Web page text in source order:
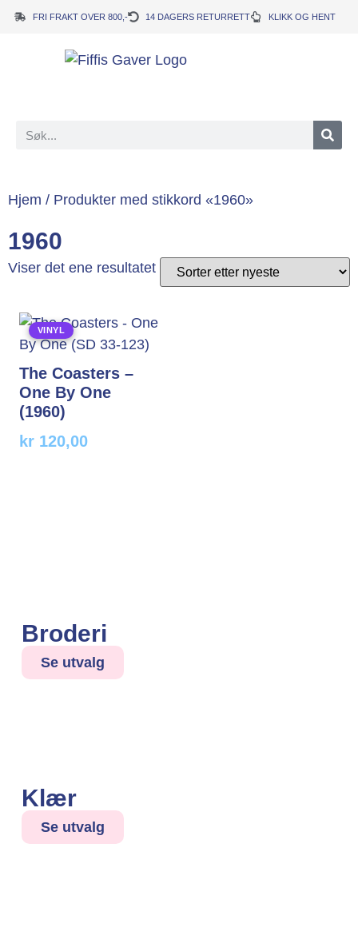
FRI FRAKT OVER 800,- 14 DAGERS RETURRETT KLIKK OG HENT
Hjem / Produkter med stikkord «1960»
1960
Viser det ene resultatet
VINYL
The Coasters –
One By One
(1960)
kr 120,00
Broderi
Se utvalg
Klær
Se utvalg